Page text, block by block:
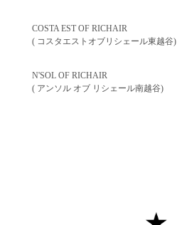
COSTA EST OF RICHAIR
( コスタエストオブリシェール東越谷)
N'SOL OF RICHAIR
( アンソル オブ リシェール南越谷)